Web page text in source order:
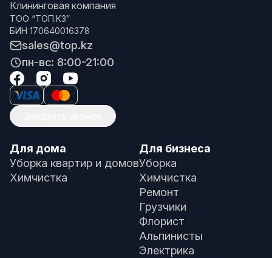
Клининговая компания
ТОО “ТОП.КЗ”
БИН 170640016378
sales@top.kz
пн-вс: 8:00-21:00
Для дома
Уборка квартир и домов
Химчистка
Для бизнеса
Уборка
Химчистка
Ремонт
Грузчики
Флорист
Альпинисты
Электрика